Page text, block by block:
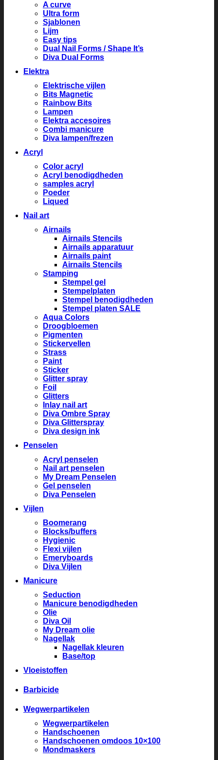
A curve
Ultra form
Sjablonen
Lijm
Easy tips
Dual Nail Forms / Shape It’s
Diva Dual Forms
Elektra
Elektrische vijlen
Bits Magnetic
Rainbow Bits
Lampen
Elektra accesoires
Combi manicure
Diva lampen/frezen
Acryl
Color acryl
Acryl benodigdheden
samples acryl
Poeder
Liqued
Nail art
Airnails
Airnails Stencils
Airnails apparatuur
Airnails paint
Airnails Stencils
Stamping
Stempel gel
Stempelplaten
Stempel benodigdheden
Stempel platen SALE
Aqua Colors
Droogbloemen
Pigmenten
Stickervellen
Strass
Paint
Sticker
Glitter spray
Foil
Glitters
Inlay nail art
Diva Ombre Spray
Diva Glitterspray
Diva design ink
Penselen
Acryl penselen
Nail art penselen
My Dream Penselen
Gel penselen
Diva Penselen
Vijlen
Boomerang
Blocks/buffers
Hygienic
Flexi vijlen
Emeryboards
Diva Vijlen
Manicure
Seduction
Manicure benodigdheden
Olie
Diva Oil
My Dream olie
Nagellak
Nagellak kleuren
Base/top
Vloeistoffen
Barbicide
Wegwerpartikelen
Wegwerpartikelen
Handschoenen
Handschoenen omdoos 10×100
Mondmaskers